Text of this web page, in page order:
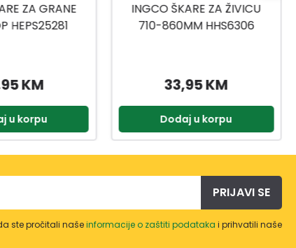
ZA ŽIVICU
HHS6306
KM
u korpu
VRTNE ŠKARE 3/1 HLT76033
49,95 KM
Dodaj u korpu
PRIJAVI SE
ste pročitali našeinformacije o zaštiti podataka i prihvatili naše